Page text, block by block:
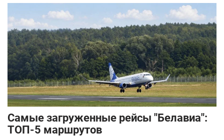
Самые загруженные рейсы "Белавиа":
ТОП-5 маршрутов